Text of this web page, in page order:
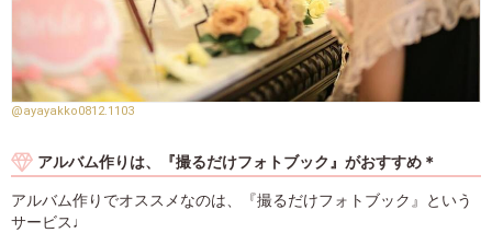
@ayayakko0812.1103
アルバム作りは、『撮るだけフォトブック』がおすすめ＊
アルバム作りでオススメなのは、『撮るだけフォトブック』という
サービス♩